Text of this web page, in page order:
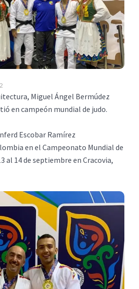
Miguel Ángel Bermúdez
en campeón mundial de judo.
Escobar Ramírez
en el Campeonato Mundial de
al 14 de septiembre en Cracovia,